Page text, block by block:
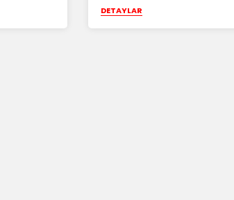
DETAYLAR